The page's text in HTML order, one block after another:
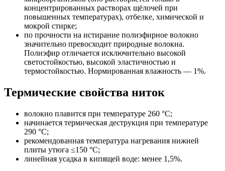
концентрированных растворах щёлочей при
повышенных температурах), отбелке, химической и
мокрой стирке;
по прочности на истирание полиэфирное волокно
значительно превосходит природные волокна.
Полиэфир отличается исключительно высокой
светостойкостью, высокой эластичностью и
термостойкостью. Нормированная влажность — 1%.
Термические свойства ниток
волокно плавится при температуре 260 °C;
начинается термическая деструкция при температуре
290 °C;
рекомендованная температура нагревания нижней
плиты утюга ≤150 °C;
линейная усадка в кипящей воде: менее 1,5%.